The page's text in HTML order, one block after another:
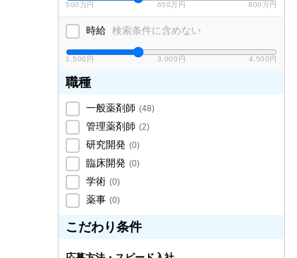
500万円 650万円 800万円
時給 検索条件に含めない
1,500円 3,000円 4,500円
職種
一般薬剤師 (48)
管理薬剤師 (2)
研究開発 (0)
臨床開発 (0)
学術 (0)
薬事 (0)
こだわり条件